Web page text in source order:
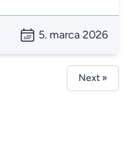
5. marca 2026
Next »